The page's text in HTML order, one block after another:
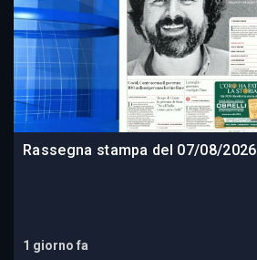
Rassegna stampa del 07/08/2026
1 giorno fa